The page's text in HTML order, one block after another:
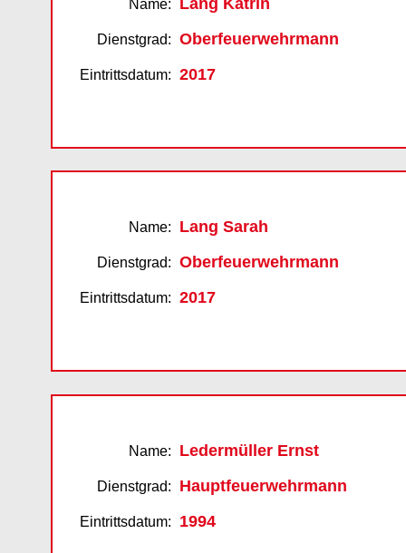
Name:
Dienstgrad:
Eintrittsdatum:
Oberfeuerwehrmann
2017
Name:
Dienstgrad:
Eintrittsdatum:
Lang Sarah
Oberfeuerwehrmann
2017
Name:
Dienstgrad:
Eintrittsdatum:
Ledermüller Ernst
Hauptfeuerwehrmann
1994